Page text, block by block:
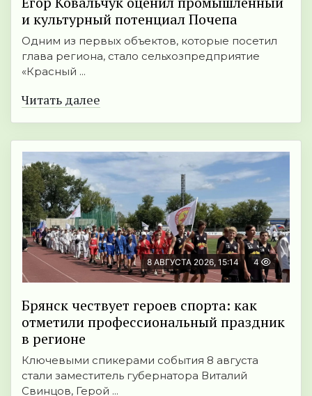
и культурный потенциал Почепа
Одним из первых объектов, которые посетил
глава региона, стало сельхозпредприятие
«Красный ...
Читать далее
8 АВГУСТА 2026, 15:14 4
Брянск чествует героев спорта: как
отметили профессиональный праздник
в регионе
Ключевыми спикерами события 8 августа
стали заместитель губернатора Виталий
Свинцов, Герой ...